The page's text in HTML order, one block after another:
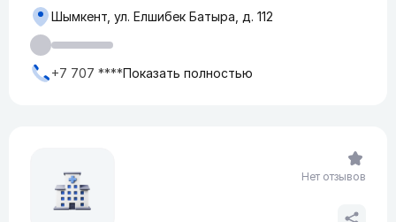
Шымкент, ул. Елшибек Батыра, д. 112
+7 707 ****Показать полностью
Нет отзывов